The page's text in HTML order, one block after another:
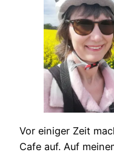
Vor einiger Zeit
Cafe auf. Auf